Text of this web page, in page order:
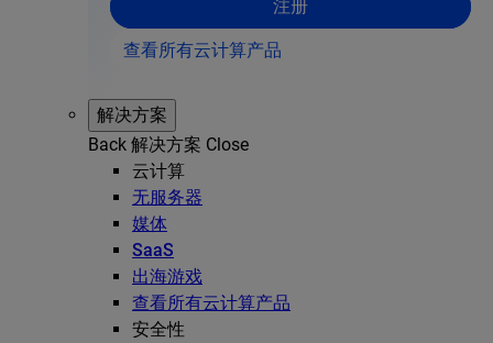
注册
查看所有云计算产品
解决方案
Back 解决方案 Close
云计算
无服务器
媒体
SaaS
出海游戏
查看所有云计算产品
安全性